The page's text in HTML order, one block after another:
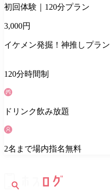
初回体験｜120分プラン
3,000円
イケメン発掘！神推しプラン
120分時間制
ドリンク飲み放題
2名 まで場内指名無料